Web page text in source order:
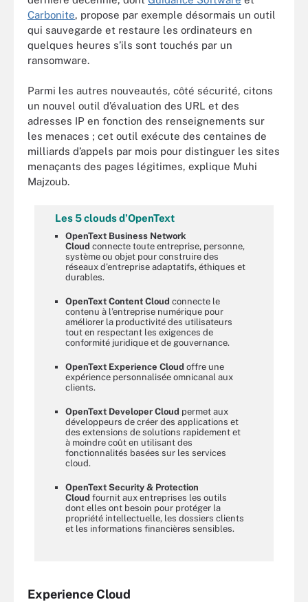
Carbonite, propose par exemple désormais un outil
qui sauvegarde et restaure les ordinateurs en
quelques heures s’ils sont touchés par un
ransomware.
Parmi les autres nouveautés, côté sécurité, citons
un nouvel outil d’évaluation des URL et des
adresses IP en fonction des renseignements sur
les menaces ; cet outil exécute des centaines de
milliards d’appels par mois pour distinguer les sites
menaçants des pages légitimes, explique Muhi
Majzoub.
Les 5 clouds d’OpenText
OpenText Business Network
Cloud connecte toute entreprise, personne,
système ou objet pour construire des
réseaux d’entreprise adaptatifs, éthiques et
durables.
OpenText Content Cloud connecte le
contenu à l’entreprise numérique pour
améliorer la productivité des utilisateurs
tout en respectant les exigences de
conformité juridique et de gouvernance.
OpenText Experience Cloud offre une
expérience personnalisée omnicanal aux
clients.
OpenText Developer Cloud permet aux
développeurs de créer des applications et
des extensions de solutions rapidement et
à moindre coût en utilisant des
fonctionnalités basées sur les services
cloud.
OpenText Security & Protection
Cloud fournit aux entreprises les outils
dont elles ont besoin pour protéger la
propriété intellectuelle, les dossiers clients
et les informations financières sensibles.
Experience Cloud